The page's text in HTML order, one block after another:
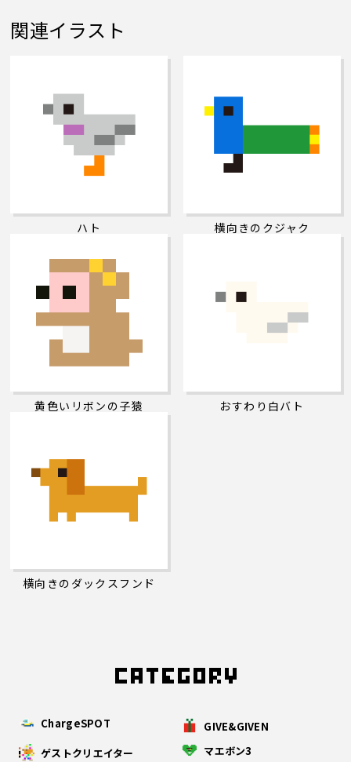
ChargeSPOT
GIVE&GIVEN
ゲストクリエイター
マエボン3
関連イラスト
ハト 横向きのクジャク
黄色いリボンの子猿 おすわり白バト
横向きのダックスフンド